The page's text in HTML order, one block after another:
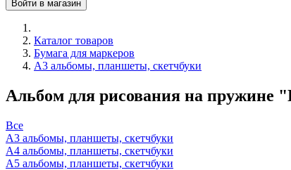
Каталог товаров
Бумага для маркеров
А3 альбомы, планшеты, скетчбуки
Альбом для рисования на пружине
Все
А3 альбомы, планшеты, скетчбуки
А4 альбомы, планшеты, скетчбуки
А5 альбомы, планшеты, скетчбуки